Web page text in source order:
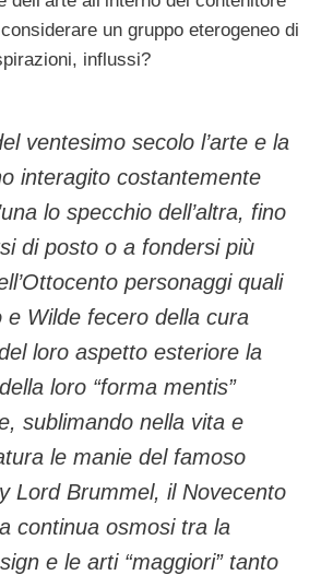
un gruppo eterogeneo di
influssi?
ventesimo secolo l’arte e la
interagito costantemente
lo specchio dell’altra, fino
di posto o a fondersi più
personaggi quali
e Wilde fecero della cura
loro aspetto esteriore la
loro “forma mentis”
sublimando nella vita e
le manie del famoso
Lord Brummel, il Novecento
continua osmosi tra la
e le arti “maggiori” tanto